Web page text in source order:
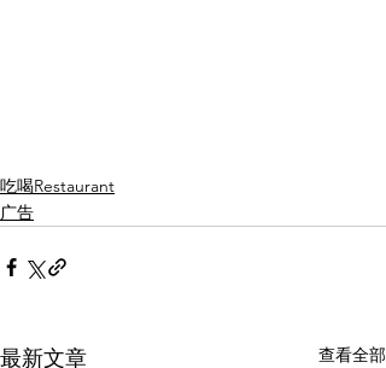
吃喝Restaurant
广告
最新文章 查看全部